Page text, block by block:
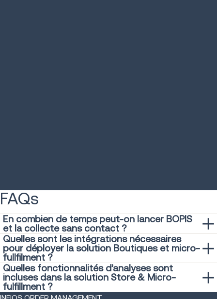
FAQs
En combien de temps peut-on lancer BOPIS
et la collecte sans contact ?
La plupart des retailers sont opérationnels en 8 à 16
semaines grâce à l’utilisation de points de vente
préconfigurés et d’adaptateurs pour les transporteurs.
Quelles sont les intégrations nécessaires
pour déployer la solution Boutiques et micro-
fullfilment ?
Les API standards se connectent facilement à votre ERP, à
votre WMS et à votre point de vente sans devoir tout
remplacer.
Quelles fonctionnalités d’analyses sont
incluses dans la solution Store & Micro-
fulfillment ?